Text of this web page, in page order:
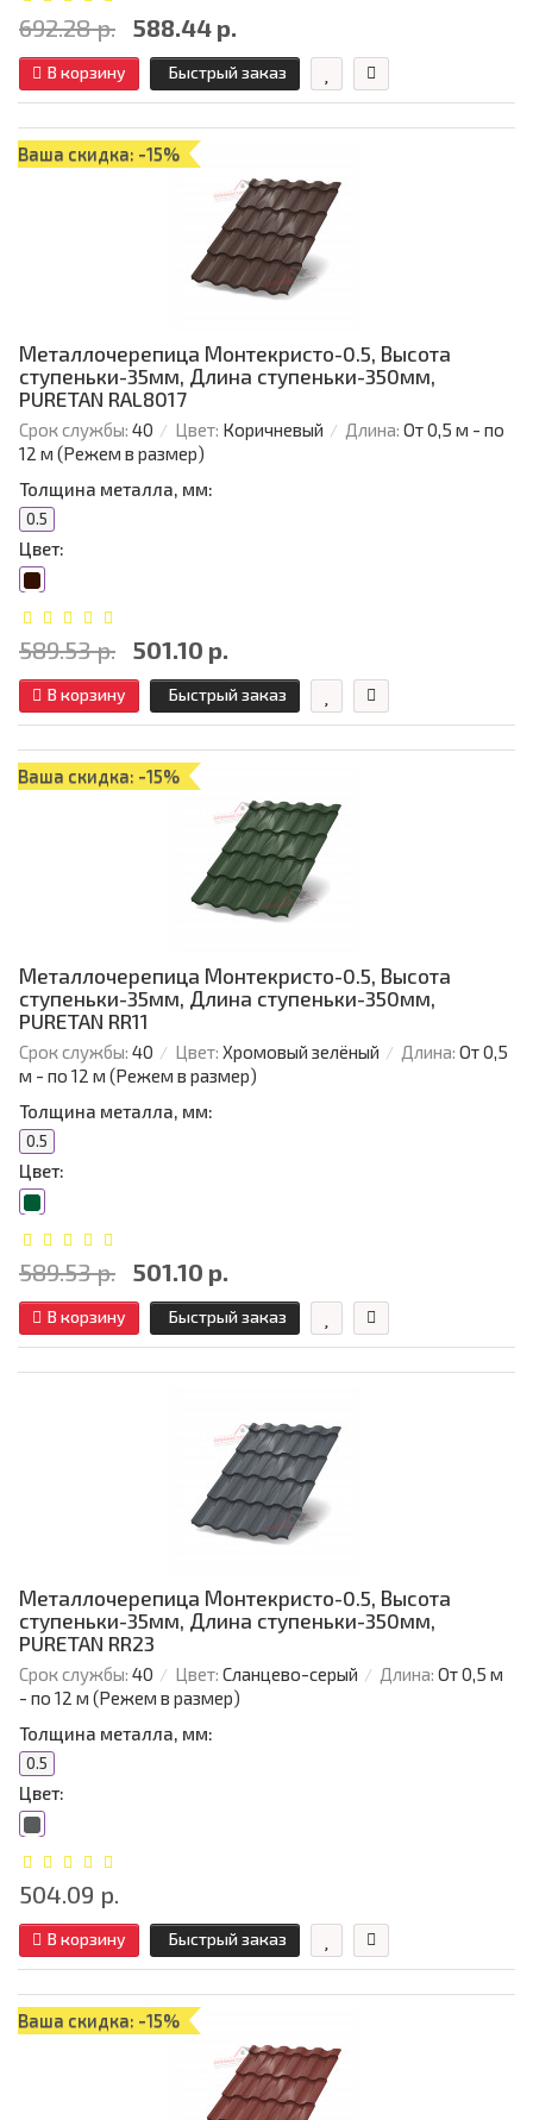
692.28 р. 588.44 р.
В корзину Быстрый заказ
Ваша скидка: -15%
Металлочерепица Монтекристо-0.5, Высота
ступеньки-35мм, Длина ступеньки-350мм,
PURETAN RAL8017
Срок службы: 40 Цвет: Коричневый Длина: От 0,5 м - по
12 м (Режем в размер)
Толщина металла, мм:
0.5
Цвет:
589.53 р. 501.10 р.
В корзину Быстрый заказ
Ваша скидка: -15%
Металлочерепица Монтекристо-0.5, Высота
ступеньки-35мм, Длина ступеньки-350мм,
PURETAN RR11
Срок службы: 40 Цвет: Хромовый зелёный Длина: От 0,5
м - по 12 м (Режем в размер)
Толщина металла, мм:
0.5
Цвет:
589.53 р. 501.10 р.
В корзину Быстрый заказ
Металлочерепица Монтекристо-0.5, Высота
ступеньки-35мм, Длина ступеньки-350мм,
PURETAN RR23
Срок службы: 40 Цвет: Сланцево-серый Длина: От 0,5 м
- по 12 м (Режем в размер)
Толщина металла, мм:
0.5
Цвет:
504.09 р.
В корзину Быстрый заказ
Ваша скидка: -15%